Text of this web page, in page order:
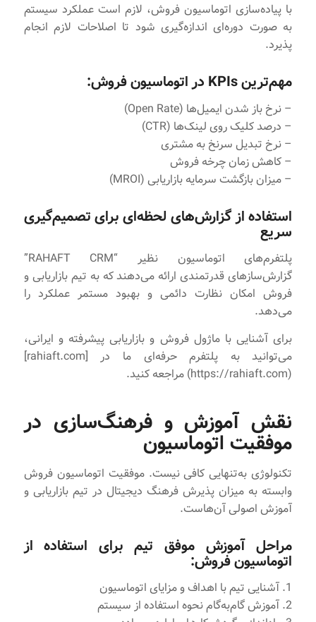
با پیاده‌سازی اتوماسیون فروش، لازم است عملکرد سیستم
به صورت دوره‌ای اندازه‌گیری شود تا اصلاحات لازم انجام
پذیرد.
مهم‌ترین KPIs در اتوماسیون فروش:
– نرخ باز شدن ایمیل‌ها (Open Rate)
– درصد کلیک‌ روی لینک‌ها (CTR)
– نرخ تبدیل سرنخ به مشتری
– کاهش زمان چرخه فروش
– میزان بازگشت سرمایه بازاریابی (MROI)
استفاده از گزارش‌های لحظه‌ای برای تصمیم‌گیری
سریع
پلتفرم‌های اتوماسیون نظیر “RAHAFT CRM”
گزارش‌سازهای قدرتمندی ارائه می‌دهند که به تیم بازاریابی و
فروش امکان نظارت دائمی و بهبود مستمر عملکرد را
می‌دهد.
برای آشنایی با ماژول فروش و بازاریابی پیشرفته و ایرانی،
می‌توانید به پلتفرم حرفه‌ای ما در [rahiaft.com]
(https://rahiaft.com) مراجعه کنید.
نقش آموزش و فرهنگ‌سازی در
موفقیت اتوماسیون
تکنولوژی به‌تنهایی کافی نیست. موفقیت اتوماسیون فروش
وابسته به میزان پذیرش فرهنگ دیجیتال در تیم بازاریابی و
آموزش اصولی آن‌هاست.
مراحل آموزش موفق تیم برای استفاده از
اتوماسیون فروش:
1. آشنایی تیم با اهداف و مزایای اتوماسیون
2. آموزش گام‌به‌گام نحوه استفاده از سیستم